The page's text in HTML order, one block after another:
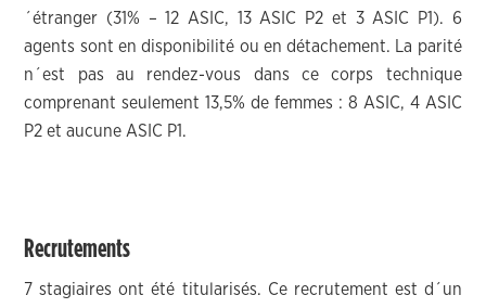
´étranger (31% – 12 ASIC, 13 ASIC P2 et 3 ASIC P1). 6
agents sont en disponibilité ou en détachement. La parité
n´est pas au rendez-vous dans ce corps technique
comprenant seulement 13,5% de femmes : 8 ASIC, 4 ASIC
P2 et aucune ASIC P1.
Recrutements
7 stagiaires ont été titularisés. Ce recrutement est d´un